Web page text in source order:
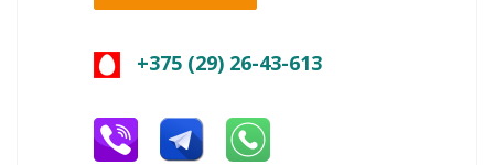
+375 (29) 26-43-613